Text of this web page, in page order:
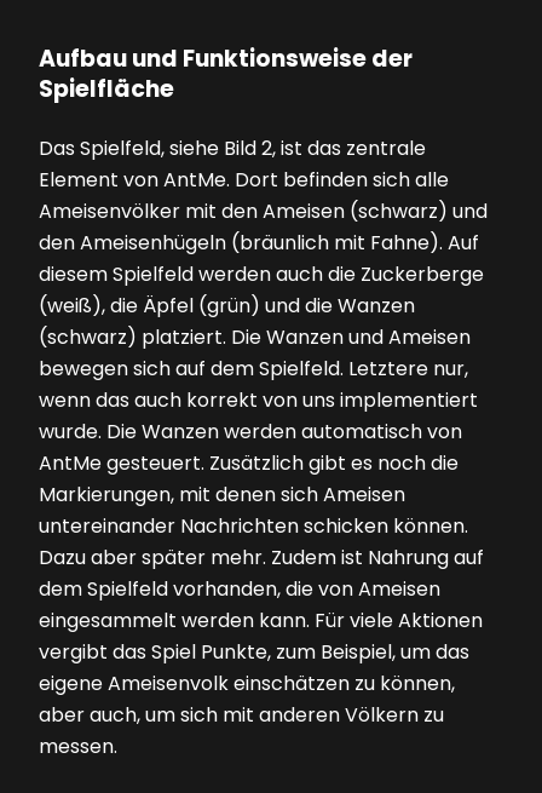
Aufbau und Funktionsweise der
Spielfläche
Das Spielfeld, siehe Bild 2, ist das zentrale
Element von AntMe. Dort befinden sich alle
Ameisenvölker mit den Ameisen (schwarz) und
den Ameisenhügeln (bräunlich mit Fahne). Auf
diesem Spielfeld werden auch die Zuckerberge
(weiß), die Äpfel (grün) und die Wanzen
(schwarz) platziert. Die Wanzen und Ameisen
bewegen sich auf dem Spielfeld. Letztere nur,
wenn das auch korrekt von uns implementiert
wurde. Die Wanzen werden automatisch von
AntMe gesteuert. Zusätzlich gibt es noch die
Markierungen, mit denen sich Ameisen
untereinander Nachrichten schicken können.
Dazu aber später mehr. Zudem ist Nahrung auf
dem Spielfeld vorhanden, die von Ameisen
eingesammelt werden kann. Für viele Aktionen
vergibt das Spiel Punkte, zum Beispiel, um das
eigene Ameisenvolk einschätzen zu können,
aber auch, um sich mit anderen Völkern zu
messen.